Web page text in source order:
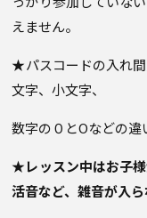
えません。
★パスコードの入れ
文字、小文字、
数字の０とOなどの違
★レッスン中はお子
活音など、雑音が入